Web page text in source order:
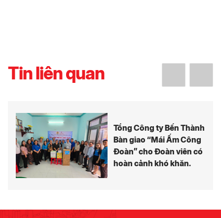
Tin liên quan
Tổng Công ty Bến Thành
Bàn giao “Mái Ấm Công
Đoàn” cho Đoàn viên có
hoàn cảnh khó khăn.